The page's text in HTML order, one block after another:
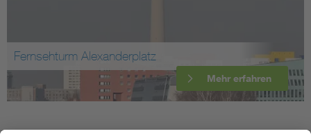
Fernsehturm Alexanderplatz
Mehr erfahren